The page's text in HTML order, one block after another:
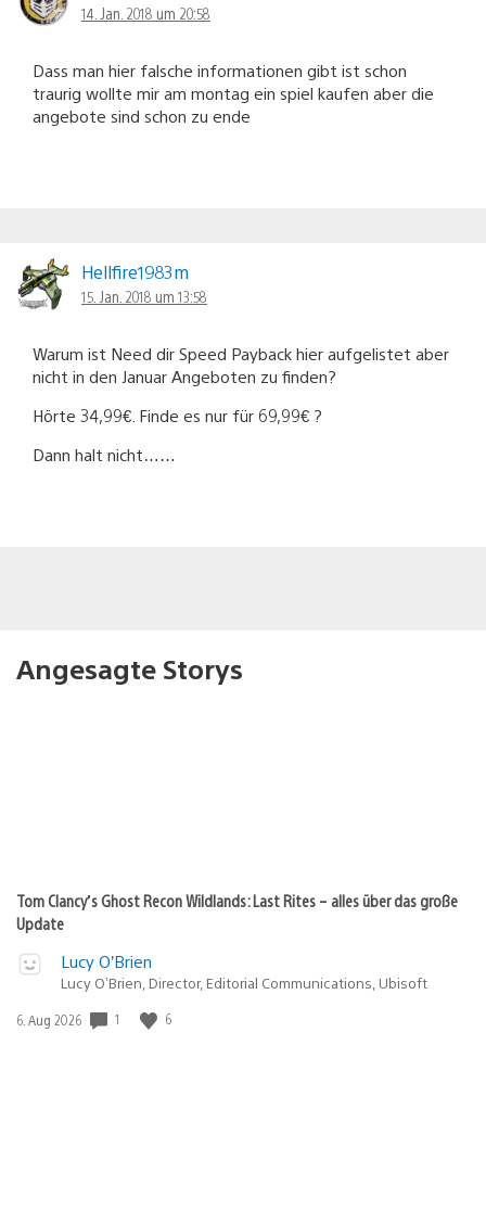
14. Jan. 2018 um 20:58
Dass man hier falsche informationen gibt ist schon
traurig wollte mir am montag ein spiel kaufen aber die
angebote sind schon zu ende
Hellfire1983m
15. Jan. 2018 um 13:58
Warum ist Need dir Speed Payback hier aufgelistet aber
nicht in den Januar Angeboten zu finden?
Hörte 34,99€. Finde es nur für 69,99€ ?
Dann halt nicht……
Angesagte Storys
Tom Clancy’s Ghost Recon Wildlands: Last Rites – alles über das große
Update
Lucy O’Brien
Lucy O’Brien, Director, Editorial Communications, Ubisoft
Veröffentlichungsdatum:
6. Aug 2026 1 6